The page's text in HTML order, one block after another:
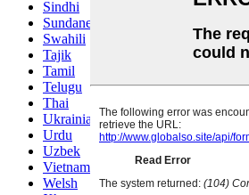
Sindhi
Sundanese
Swahili
Tajik
Tamil
Telugu
Thai
Ukrainian
Urdu
Uzbek
Vietnamese
Welsh